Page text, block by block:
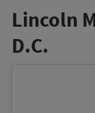
Lincoln
D.C.